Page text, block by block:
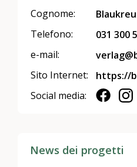
Cognome:
Telefono:
031 300
e-mail:
Sito Internet:
https://
Social media:
News dei progetti